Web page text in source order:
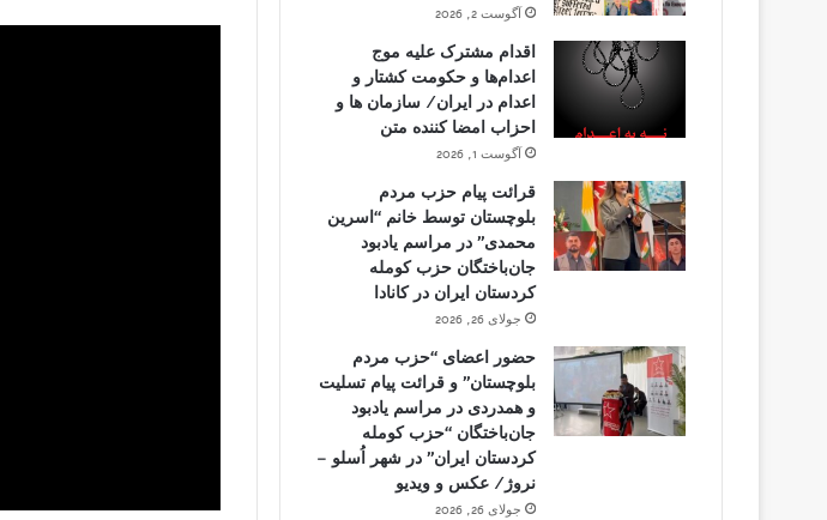
آگوست 2, 2026
اقدام مشترک علیه موج
اعدام‌ها و حکومت کشتار و
اعدام در ایران/ سازمان ها و
احزاب امضا کننده متن
آگوست 1, 2026
قرائت پیام حزب مردم
بلوچستان توسط خانم “اسرین
محمدی” در مراسم یادبود
جان‌باختگان حزب کومله
کردستان ایران در کانادا
جولای 26, 2026
حضور اعضای “حزب مردم
بلوچستان” و قرائت پیام تسلیت
و همدردی در مراسم یادبود
جان‌باختگان “حزب کومله
کردستان ایران” در شهر اُسلو –
نروژ/ عکس و ویدیو
جولای 26, 2026